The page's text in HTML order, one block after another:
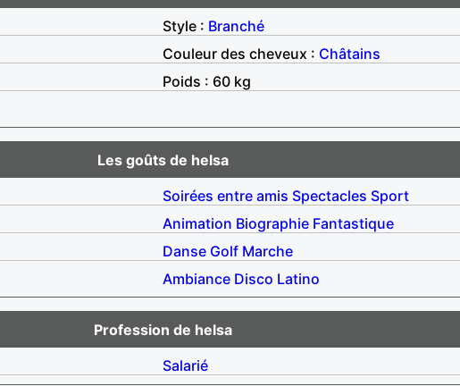
Style : Branché
Couleur des cheveux : Châtains
Poids : 60 kg
Les goûts de helsa
Soirées entre amis Spectacles Sport
Animation Biographie Fantastique
Danse Golf Marche
Ambiance Disco Latino
Profession de helsa
Salarié